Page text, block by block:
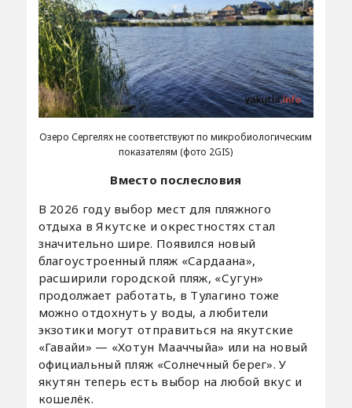
Озеро Сергелях не соответствуют по микробиологическим
показателям (фото 2GIS)
Вместо послесловия
В 2026 году выбор мест для пляжного
отдыха в Якутске и окрестностях стал
значительно шире. Появился новый
благоустроенный пляж «Сардаана»,
расширили городской пляж, «Сугун»
продолжает работать, в Тулагино тоже
можно отдохнуть у воды, а любители
экзотики могут отправиться на якутские
«Гавайи» — «Хотун Мааччыйа» или на новый
официальный пляж «Солнечный берег». У
якутян теперь есть выбор на любой вкус и
кошелёк.